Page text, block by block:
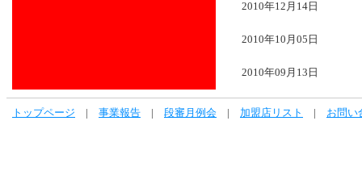
2010年12月14日
2010年10月05日
2010年09月13日
トップページ 事業報告 段審月例会 加盟店リスト お問い